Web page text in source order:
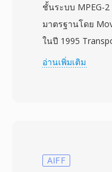
ชั้นระบบ MPEG-2
มาตรฐานโดย
ในปี 1995
สภาพแวดล้อมการ
ระบุสตรีม โครงสร้
อ่านเพิ่มเติม
AIFF